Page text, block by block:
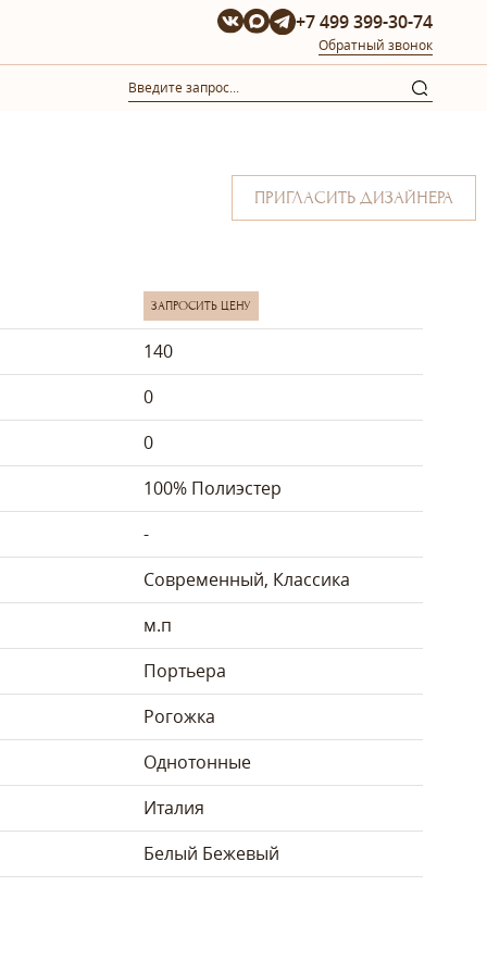
+7 499 399-30-74
Обратный звонок
ПРИГЛАСИТЬ ДИЗАЙНЕРА
ЗАПРОСИТЬ ЦЕНУ
140
0
0
100% Полиэстер
-
Современный, Классика
м.п
Портьера
Рогожка
Однотонные
Италия
Белый Бежевый